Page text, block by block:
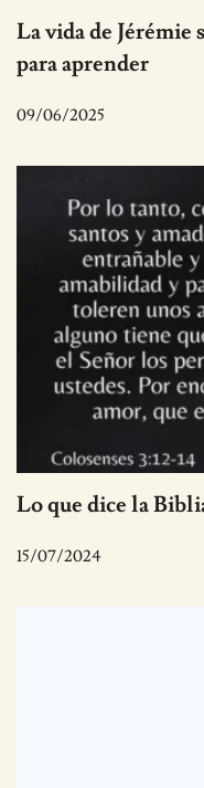
La vida de Jérémie
para aprender
09/06/2025
Lo que dice la
15/07/2024